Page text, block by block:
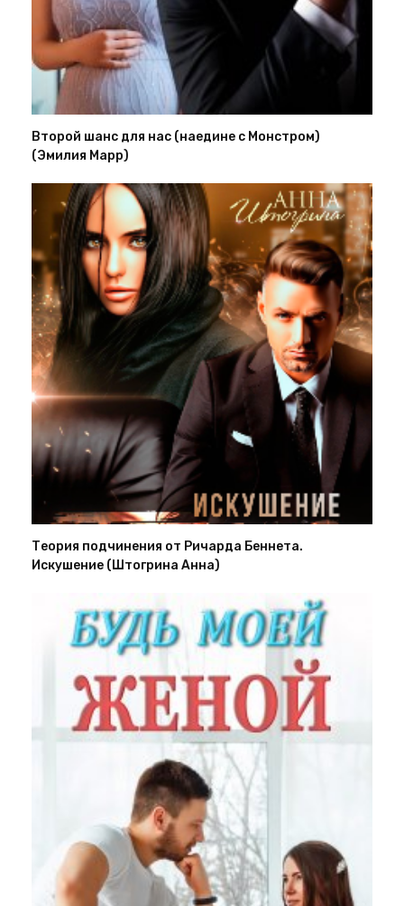
Второй шанс для нас (наедине с Монстром)
(Эмилия Марр)
Теория подчинения от Ричарда Беннета.
Искушение (Штогрина Анна)